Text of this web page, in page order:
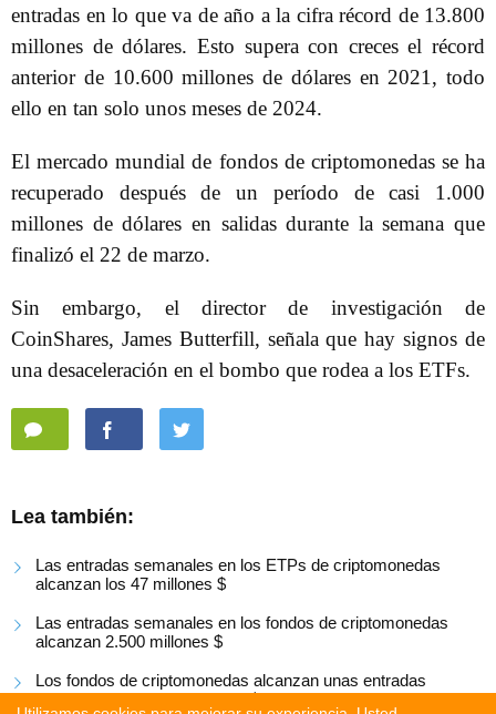
entradas en lo que va de año a la cifra récord de 13.800
millones de dólares. Esto supera con creces el récord
anterior de 10.600 millones de dólares en 2021, todo
ello en tan solo unos meses de 2024.
El mercado mundial de fondos de criptomonedas se ha
recuperado después de un período de casi 1.000
millones de dólares en salidas durante la semana que
finalizó el 22 de marzo.
Sin embargo, el director de investigación de
CoinShares, James Butterfill, señala que hay signos de
una desaceleración en el bombo que rodea a los ETFs.
Lea también:
Las entradas semanales en los ETPs de criptomonedas
alcanzan los 47 millones $
Las entradas semanales en los fondos de criptomonedas
alcanzan 2.500 millones $
Los fondos de criptomonedas alcanzan unas entradas
semanales de 1.900 millones $